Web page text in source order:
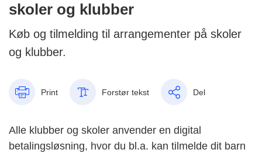
skoler og klubber
Køb og tilmelding til arrangementer på skoler
og klubber.
Print Forstør tekst Del
Alle klubber og skoler anvender en digital
betalingsløsning, hvor du bl.a. kan tilmelde dit barn